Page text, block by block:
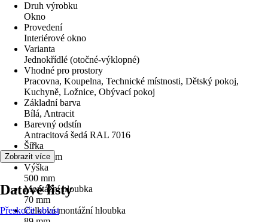
Druh výrobku
Okno
Provedení
Interiérové okno
Varianta
Jednokřídlé (otočné-výklopné)
Vhodné pro prostory
Pracovna, Koupelna, Technické místnosti, Dětský pokoj,
Kuchyně, Ložnice, Obývací pokoj
Základní barva
Bílá, Antracit
Barevný odstín
Antracitová šedá RAL 7016
Šířka
1 050 mm
Výška
500 mm
Montážní hloubka
70 mm
Celková montážní hloubka
Zobrazit více
Datové listy
Přeskočit oblast